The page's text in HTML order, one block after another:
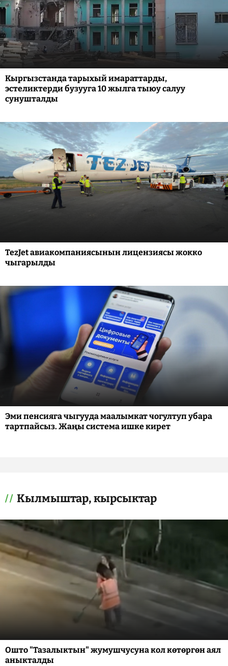
Кыргызстанда тарыхый имараттарды,
эстеликтерди бузууга 10 жылга тыюу салуу
сунушталды
TezJet авиакомпаниясынын лицензиясы жокко
чыгарылды
Эми пенсияга чыгууда маалымкат чогултуп убара
тартпайсыз. Жаңы система ишке кирет
Кылмыштар, кырсыктар
Ошто "Тазалыктын" жумушчусуна кол көтөргөн аял
аныкталды